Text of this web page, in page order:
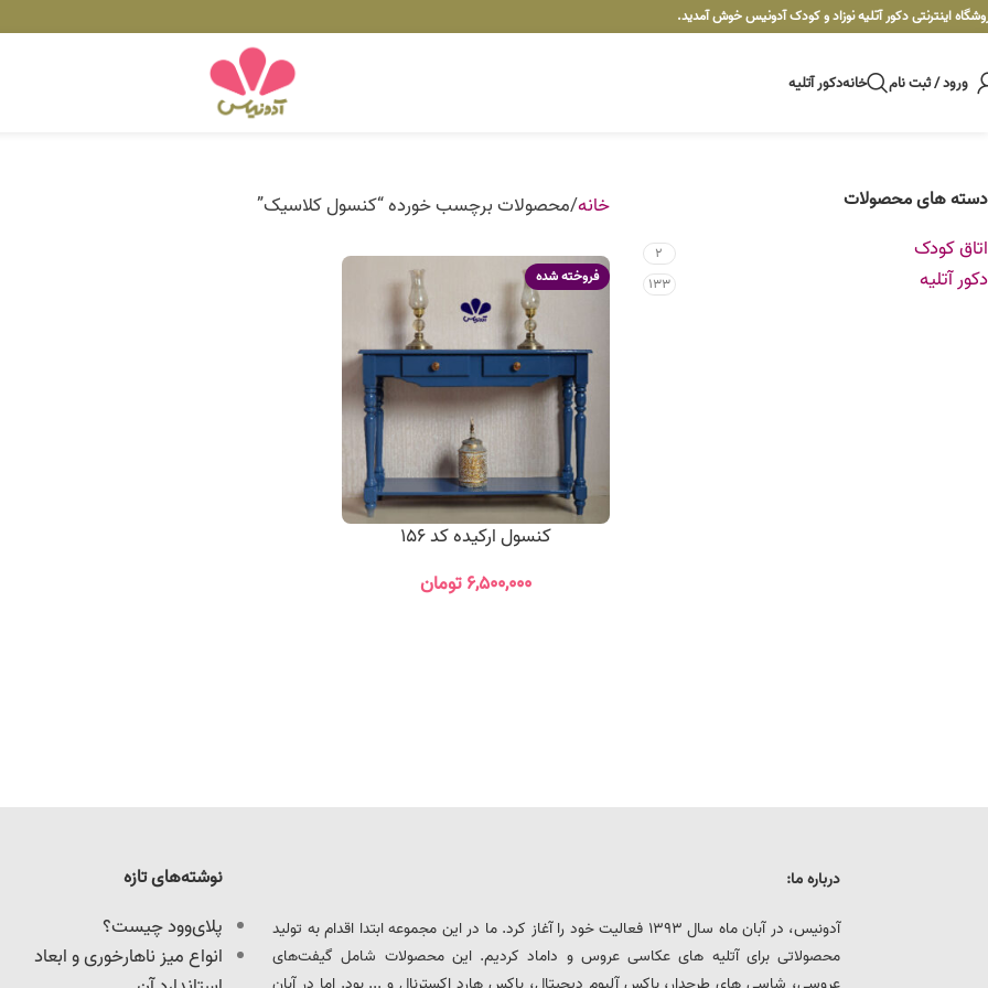
اینترنتی دکور آتلیه نوزاد و کودک آدونیس خوش آمدید.
ورود / ثبت نام خانهدکور آتلیه
دسته های محصولات
اتاق کودک 2
دکور آتلیه 133
خانه محصولات برچسب خورده “کنسول کلاسیک”
فروخته شده
کنسول ارکیده کد 156
۶,۵۰۰,۰۰۰تومان
نوشته‌های تازه
پلای‌وود چیست؟
انواع میز ناهارخوری و ابعاد
درباره ما:
آدونیس، در آبان ماه سال 1393 فعالیت خود را آغاز کرد. ما در این مجموعه ابتدا اقدام به تولید
محصولاتی برای آتلیه های عکاسی عروس و داماد کردیم. این محصولات شامل گیفت‌های